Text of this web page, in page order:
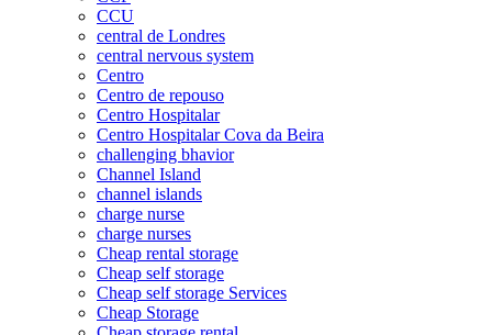
CCU
central de Londres
central nervous system
Centro
Centro de repouso
Centro Hospitalar
Centro Hospitalar Cova da Beira
challenging bhavior
Channel Island
channel islands
charge nurse
charge nurses
Cheap rental storage
Cheap self storage
Cheap self storage Services
Cheap Storage